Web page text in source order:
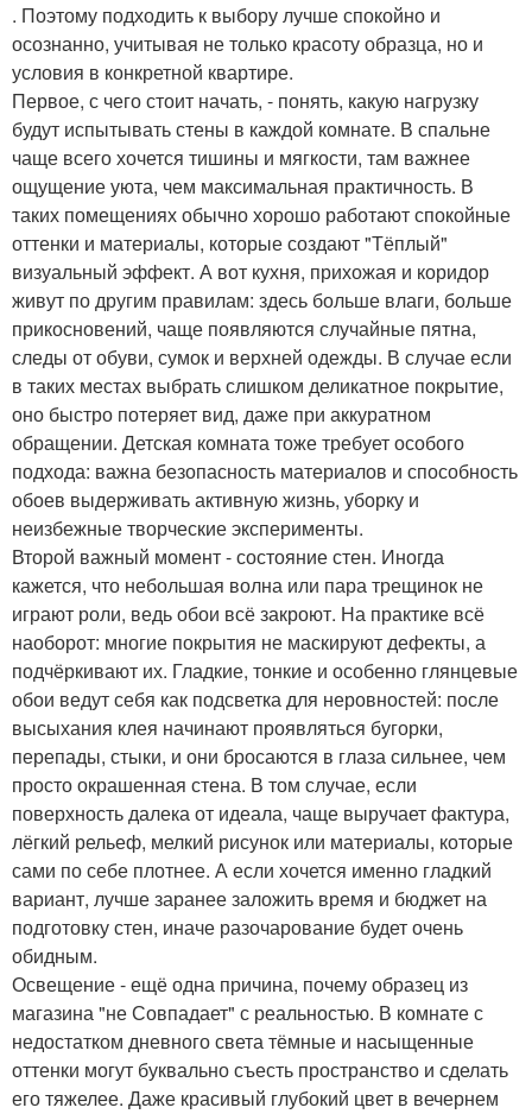
. Поэтому подходить к выбору лучше спокойно и
осознанно, учитывая не только красоту образца, но и
условия в конкретной квартире.
Первое, с чего стоит начать, - понять, какую нагрузку
будут испытывать стены в каждой комнате. В спальне
чаще всего хочется тишины и мягкости, там важнее
ощущение уюта, чем максимальная практичность. В
таких помещениях обычно хорошо работают спокойные
оттенки и материалы, которые создают "Тёплый"
визуальный эффект. А вот кухня, прихожая и коридор
живут по другим правилам: здесь больше влаги, больше
прикосновений, чаще появляются случайные пятна,
следы от обуви, сумок и верхней одежды. В случае если
в таких местах выбрать слишком деликатное покрытие,
оно быстро потеряет вид, даже при аккуратном
обращении. Детская комната тоже требует особого
подхода: важна безопасность материалов и способность
обоев выдерживать активную жизнь, уборку и
неизбежные творческие эксперименты.
Второй важный момент - состояние стен. Иногда
кажется, что небольшая волна или пара трещинок не
играют роли, ведь обои всё закроют. На практике всё
наоборот: многие покрытия не маскируют дефекты, а
подчёркивают их. Гладкие, тонкие и особенно глянцевые
обои ведут себя как подсветка для неровностей: после
высыхания клея начинают проявляться бугорки,
перепады, стыки, и они бросаются в глаза сильнее, чем
просто окрашенная стена. В том случае, если
поверхность далека от идеала, чаще выручает фактура,
лёгкий рельеф, мелкий рисунок или материалы, которые
сами по себе плотнее. А если хочется именно гладкий
вариант, лучше заранее заложить время и бюджет на
подготовку стен, иначе разочарование будет очень
обидным.
Освещение - ещё одна причина, почему образец из
магазина "не Совпадает" с реальностью. В комнате с
недостатком дневного света тёмные и насыщенные
оттенки могут буквально съесть пространство и сделать
его тяжелее. Даже красивый глубокий цвет в вечернем